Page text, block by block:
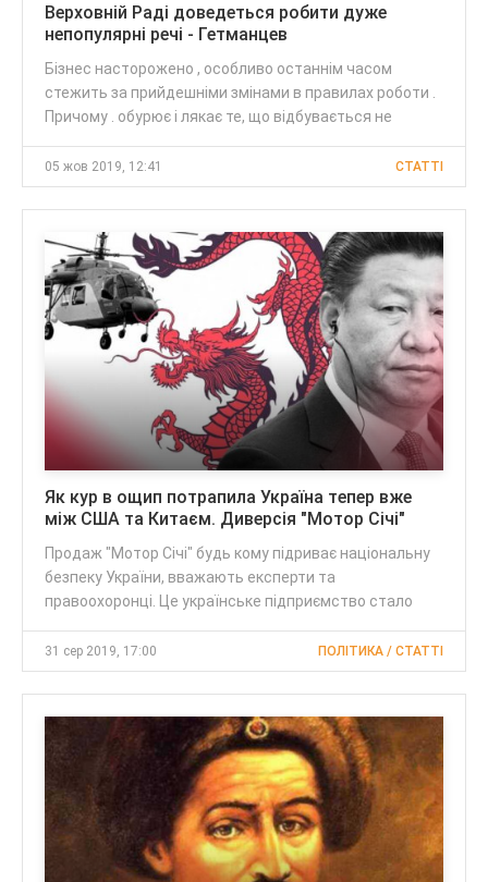
Верховній Раді доведеться робити дуже
непопулярні речі - Гетманцев
Бізнес насторожено , особливо останнім часом
стежить за прийдешніми змінами в правилах роботи .
Причому . обурює і лякає те, що відбувається не
05 жов 2019, 12:41 CТАТТІ
Як кур в ощип потрапила Україна тепер вже
між США та Китаєм. Диверсія "Мотор Січі"
Продаж "Мотор Січі" будь кому підриває національну
безпеку України, вважають експерти та
правоохоронці. Це українське підприємство стало
31 сер 2019, 17:00 ПОЛІТИКА / CТАТТІ